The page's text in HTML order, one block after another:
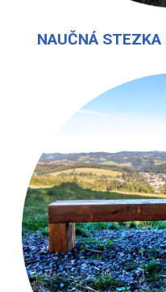
NAUČNÁ